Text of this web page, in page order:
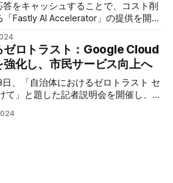
答をキャッシュすることで、コスト削
Fastly AI Accelerator」の提供を開始
トン最高プロダクト責任者（CPO）
答を再利用し、効率的な処理を可能
らに、コンプトンは、エッジコンピュ
したパーソナライズや、エッジにお
キュリティへの取り組みなど、Fastly
。
ゼロトラスト：Google Cloud
化し、市民サービス向上へ
、「自治体におけるゼロトラスト セ
て」と題した記者説明会を開催し、
ストセキュリティ導入を支援するプロ
市の事例では、Google Workspace